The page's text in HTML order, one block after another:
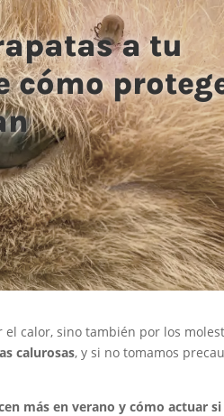
a tu
cómo
calor, sino también por los
calurosas, y si no tomamos
más en verano y cómo actuar